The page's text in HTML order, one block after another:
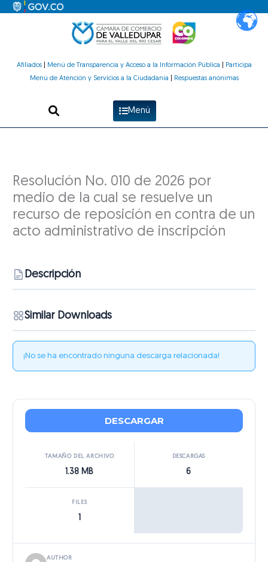
Afiliados| Menú de Transparencia y Acceso a la Información Pública
Participa
Menú de Atención y Servicios a la Ciudadanía
Respuestas anónimas
Menú
Resolución No. 010 de 2026 por
medio de la cual se resuelve un
recurso de reposición en contra de un
acto administrativo de inscripción
Descripción
Similar Downloads
¡No se ha encontrado ninguna descarga relacionada!
DESCARGAR
TAMAÑO DEL ARCHIVO
1.38 MB
DESCARGAS
6
FILES
AUTHOR